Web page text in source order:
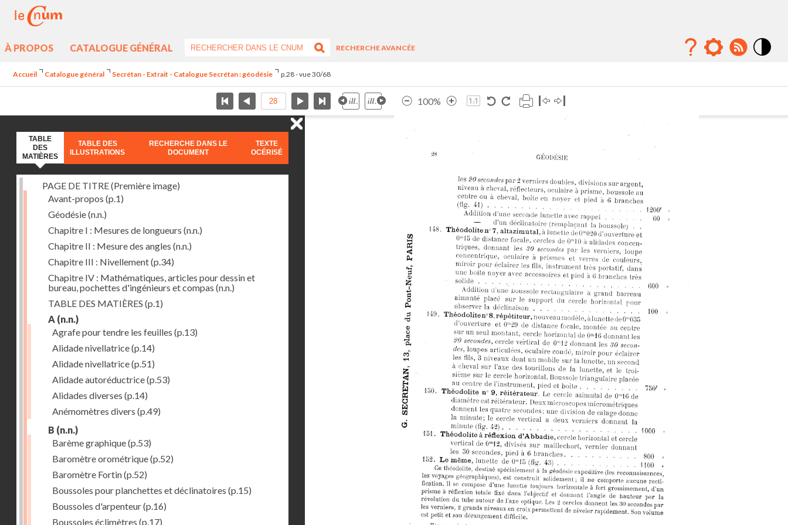
À PROPOS CATALOGUE GÉNÉRAL
RECHERCHE AVANCÉE
Accueil Catalogue général Secrétan - Extrait - Catalogue Secrétan : géodésie p.28 - vue 30/68
100%
TABLE
DES
MATIÈRES
TABLE DES
ILLUSTRATIONS
RECHERCHE DANS LE
DOCUMENT
TEXTE
OCÉRISÉ
PAGE DE TITRE (Première image)
Avant-propos (p.1)
Géodésie(n.n.)
Chapitre I : Mesures de longueurs (n.n.)
Chapitre II : Mesure des angles (n.n.)
Chapitre III : Nivellement(p.34)
Chapitre IV : Mathématiques, articles pour dessin et
bureau, pochettes d'ingénieurs et compas (n.n.)
TABLE DES MATIÈRES (p.1)
A (n.n.)
Agrafe pour tendre les feuilles (p.13)
Alidade nivellatrice(p.14)
Alidade nivellatrice(p.51)
Alidade autoréductrice(p.53)
Alidades diverses (p.14)
Anémomètres divers (p.49)
B (n.n.)
Barème graphique(p.53)
Baromètre orométrique(p.52)
Baromètre Fortin(p.52)
Boussoles pour planchettes et déclinatoires (p.15)
Boussoles d'arpenteur(p.16)
Boussoles éclimètres (p.17)